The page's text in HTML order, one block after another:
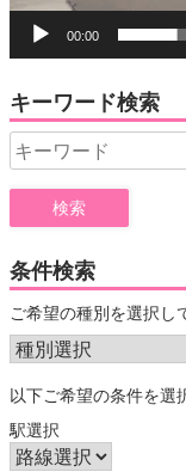
00:00
キーワード検索
Search
for:
条件検索
ご希望の種別を選択し
以下ご希望の条件を選
駅選択